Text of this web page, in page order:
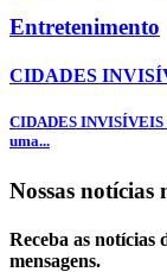
Entretenimento
CIDADES
CIDADES INVISÍVEIS
uma...
Nossas notícias
Receba as notícias
mensagens.